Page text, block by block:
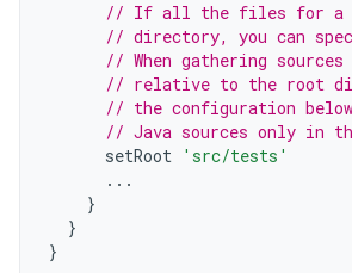
// If all the files for a
// directory, you can
// When gathering
// relative to the root
// the configuration
// Java sources only in
setRoot 'src/tests'
...
}
}
}